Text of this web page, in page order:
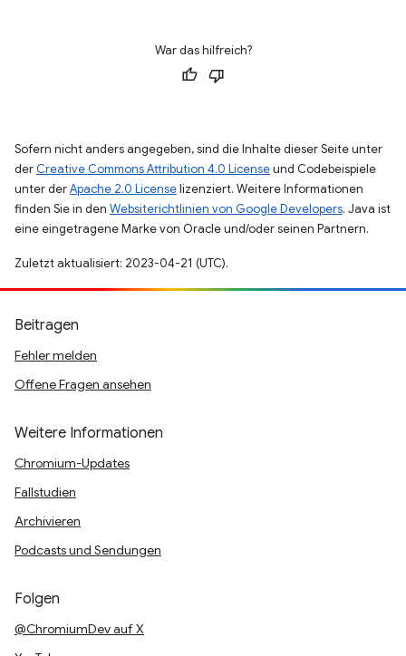
War das hilfreich?
Sofern nicht anders angegeben, sind die Inhalte dieser Seite unter
der Creative Commons Attribution 4.0 Licenseund Codebeispiele
unter derApache 2.0 Licenselizenziert. Weitere Informationen
finden Sie in den Websiterichtlinien von Google Developers. Java ist
eine eingetragene Marke von Oracle und/oder seinen Partnern.
Zuletzt aktualisiert: 2023-04-21 (UTC).
Beitragen
Fehler melden
Offene Fragen ansehen
Weitere Informationen
Chromium-Updates
Fallstudien
Archivieren
Podcasts und Sendungen
Folgen
@ChromiumDev auf X